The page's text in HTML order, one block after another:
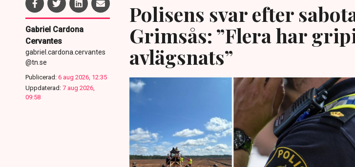
Gabriel Cardona
Cervantes
gabriel.cardona.cervantes
@tn.se
Publicerad: 6 aug 2026, 12:35
Uppdaterad: 7 aug 2026,
09:58
Polisens svar efter
Grimsås: ”Flera har
avlägsnats”